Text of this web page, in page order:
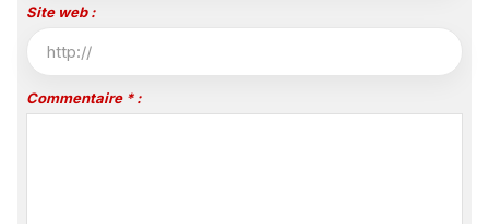
Site web :
Commentaire * :